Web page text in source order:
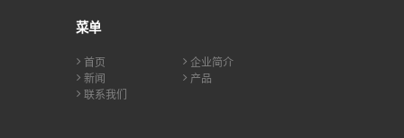
菜单
首页
企业简介
新闻
产品
联系我们